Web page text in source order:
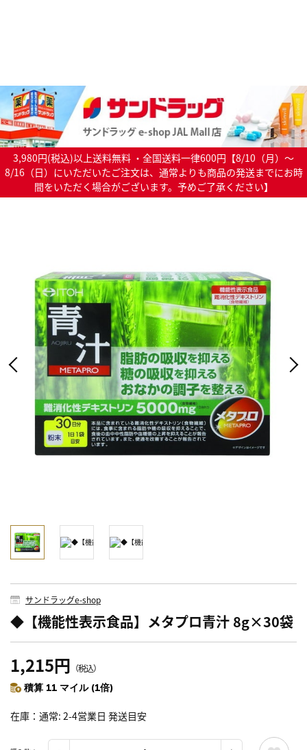
3,980円(税込)以上送料無料 ・全国送料一律600円【8/10（月）～
8/16（日）にいただいたご注文は、通常よりも商品の発送までにお時
間をいただく場合がございます。予めご了承ください】
サンドラッグe-shop
◆【機能性表示食品】メタプロ青汁 8g×30袋
1,215円 （税込）
積算 11 マイル (1倍)
在庫 通常: 2-4営業日 発送目安